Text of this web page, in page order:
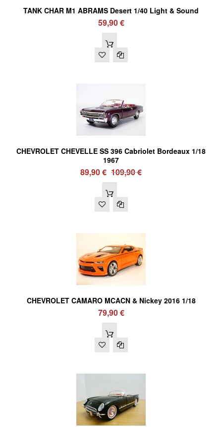
TANK CHAR M1 ABRAMS Desert 1/40 Light & Sound
59,90 €
CHEVROLET CHEVELLE SS 396 Cabriolet Bordeaux 1/18
1967
89,90 € 109,90 €
CHEVROLET CAMARO MCACN & Nickey 2016 1/18
79,90 €